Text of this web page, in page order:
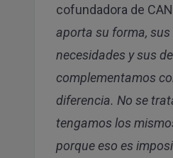
cofundadora de
aporta su forma, sus
necesidades y sus
complementamos
diferencia. No se
tengamos los
porque eso es